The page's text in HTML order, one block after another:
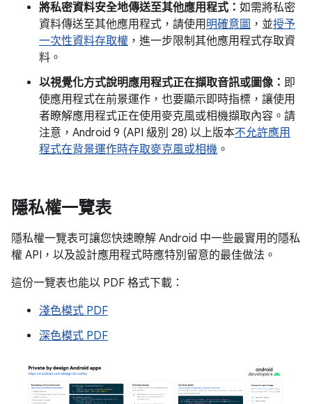
將私密資料安全地傳送至其他應用程式： 如需將私密
資料傳送至其他應用程式，請使用 明確意圖 ，並授予
一次性資料存取權 ，進一步限制其他應用程式存取資
料。
以視覺化方式說明應用程式正在擷取音訊或圖像： 即
使應用程式在前景運作，也要顯示即時指標，讓使用
者瞭解應用程式正在使用麥克風或相機擷取內容。請
注意，Android 9 (API 級別 28) 以上版本不允許應用
程式在背景運作時存取麥克風或相機 。
隱私權一覽表
隱私權一覽表可讓您快速瞭解 Android 中一些最實用的隱私
權 API，以及設計應用程式時應特別留意的最佳做法。
這份一覽表也能以 PDF 格式下載：
淺色模式 PDF
深色模式 PDF